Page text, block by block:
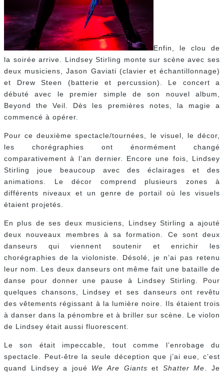
Enfin, le clou de
la soirée arrive. Lindsey Stirling monte sur scène avec ses
deux musiciens, Jason Gaviati (clavier et échantillonnage)
et Drew Steen (batterie et percussion). Le concert a
débuté avec le premier simple de son nouvel album,
Beyond the Veil. Dès les premières notes, la magie a
commencé à opérer.
Pour ce deuxième spectacle/tournées, le visuel, le décor,
les chorégraphies ont énormément changé
comparativement à l’an dernier. Encore une fois, Lindsey
Stirling joue beaucoup avec des éclairages et des
animations. Le décor comprend plusieurs zones à
différents niveaux et un genre de portail où les visuels
étaient projetés.
En plus de ses deux musiciens, Lindsey Stirling a ajouté
deux nouveaux membres à sa formation. Ce sont deux
danseurs qui viennent soutenir et enrichir les
chorégraphies de la violoniste. Désolé, je n’ai pas retenu
leur nom. Les deux danseurs ont même fait une bataille de
danse pour donner une pause à Lindsey Stirling. Pour
quelques chansons, Lindsey et ses danseurs ont revêtu
des vêtements régissant à la lumière noire. Ils étaient trois
à danser dans la pénombre et à briller sur scène. Le violon
de Lindsey était aussi fluorescent.
Le son était impeccable, tout comme l’enrobage du
spectacle. Peut-être la seule déception que j’ai eue, c’est
quand Lindsey a joué We Are Giants et Shatter Me . Je